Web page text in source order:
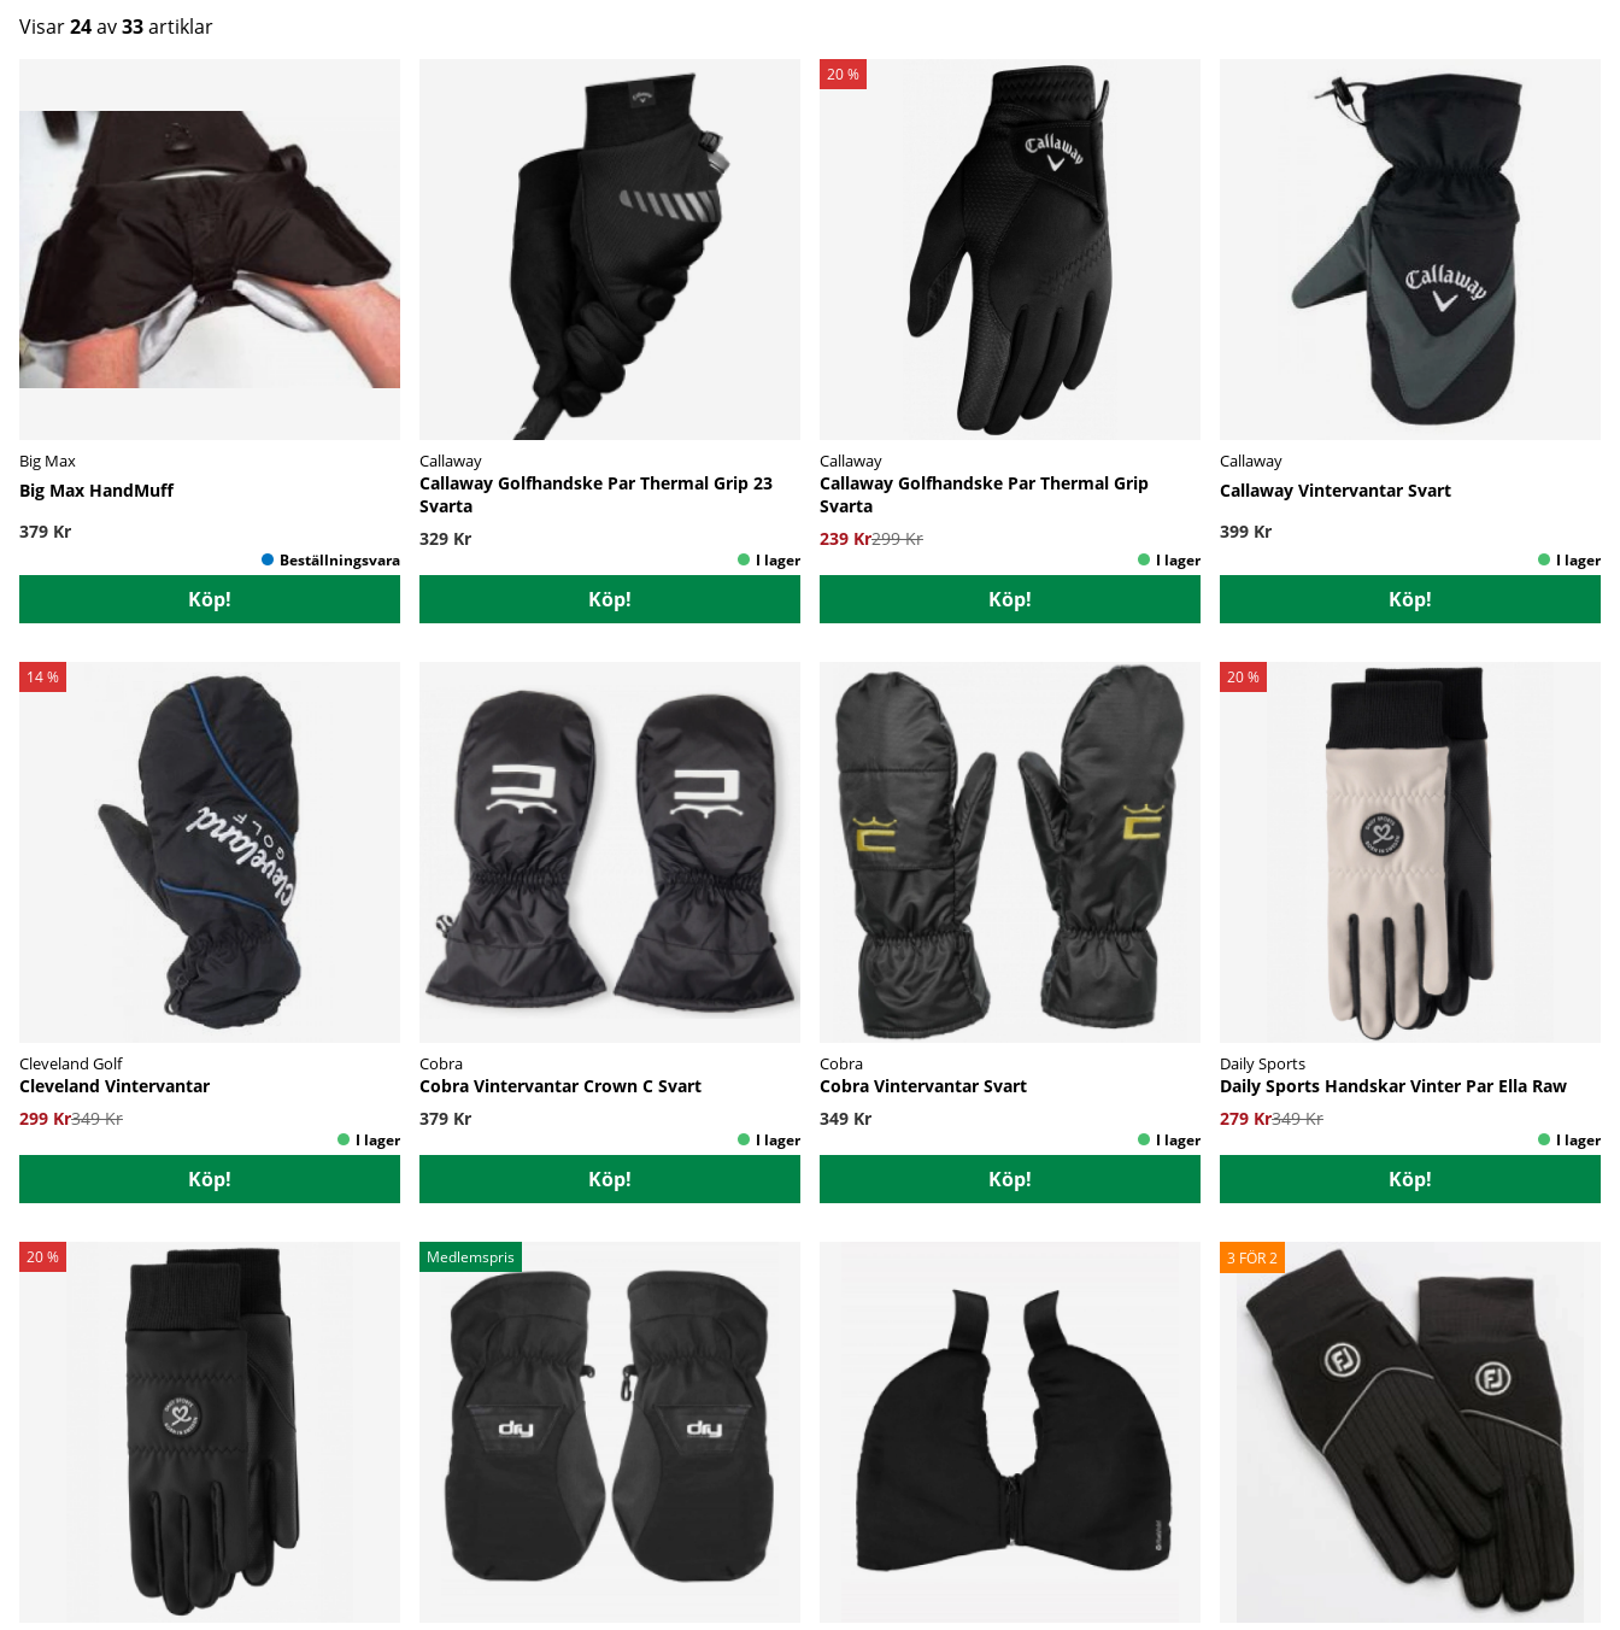
Visar24av33artiklar
Big Max
Big Max HandMuff
379 Kr
Köp!
Callaway
Callaway Golfhandske Par Thermal Grip 23
Svarta
329 Kr
Köp!
20 %
Callaway
Callaway Golfhandske Par Thermal Grip
Svarta
239 Kr299 Kr
Köp!
Callaway
Callaway Vintervantar Svart
399 Kr
Köp!
14 %
Cleveland Golf
Cleveland Vintervantar
299 Kr349 Kr
Köp!
Cobra
Cobra Vintervantar Crown C Svart
379 Kr
Köp!
Cobra
Cobra Vintervantar Svart
349 Kr
Köp!
20 %
Daily Sports
Daily Sports Handskar Vinter Par Ella Raw
279 Kr349 Kr
Köp!
20 % Medlemspris 3 FÖR 2